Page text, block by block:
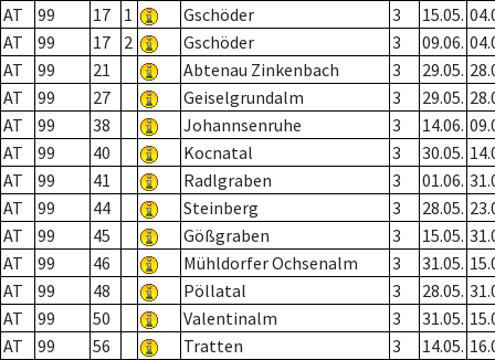
AT
99 17 1 Gschöder 3 15.05.
AT
99 17 2 Gschöder 3 09.06.
AT
99 21 Abtenau Zinkenbach 3 29.05.
AT
99 27 Geiselgrundalm 3 29.05.
AT
99 38 Johannsenruhe 3 14.06.
AT
99 40 Kocnatal 3 30.05.
AT
99 41 Radlgraben 3 01.06.
AT
99 44 Steinberg 3 28.05.
AT
99 45 Gößgraben 3 15.05.
AT
99 46 Mühldorfer Ochsenalm 3 31.05.
AT
99 48 Pöllatal 3 28.05.
AT
99 50 Valentinalm 3 31.05.
AT
99 56 Tratten 3 14.05.